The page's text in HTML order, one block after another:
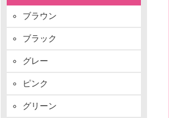
ブラウン
ブラック
グレー
ピンク
グリーン